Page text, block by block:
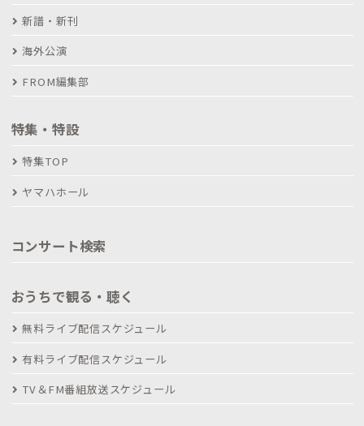
新譜・新刊
海外公演
FROM編集部
特集・特設
特集TOP
ヤマハホール
コンサート検索
おうちで観る・聴く
無料ライブ配信スケジュール
有料ライブ配信スケジュール
TV＆FM番組放送スケジュール